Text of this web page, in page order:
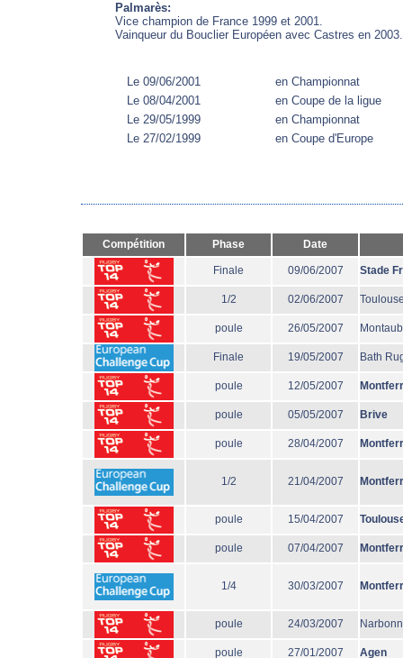
Palmarès:
Vice champion de France 1999 et 2001.
Vainqueur du Bouclier Européen avec Castres en 2003.
Le 09/06/2001
en Championnat
Le 08/04/2001
en Coupe de la ligue
Le 29/05/1999
en Championnat
Le 27/02/1999
en Coupe d'Europe
Compétition Phase Date
Finale 09/06/2007 Stade
1/2 02/06/2007
poule 26/05/2007
Finale 19/05/2007 Bath
poule 12/05/2007
poule 05/05/2007 Brive
poule 28/04/2007
1/2 21/04/2007
poule 15/04/2007
poule 07/04/2007
1/4 30/03/2007
poule 24/03/2007
poule 27/01/2007 Agen